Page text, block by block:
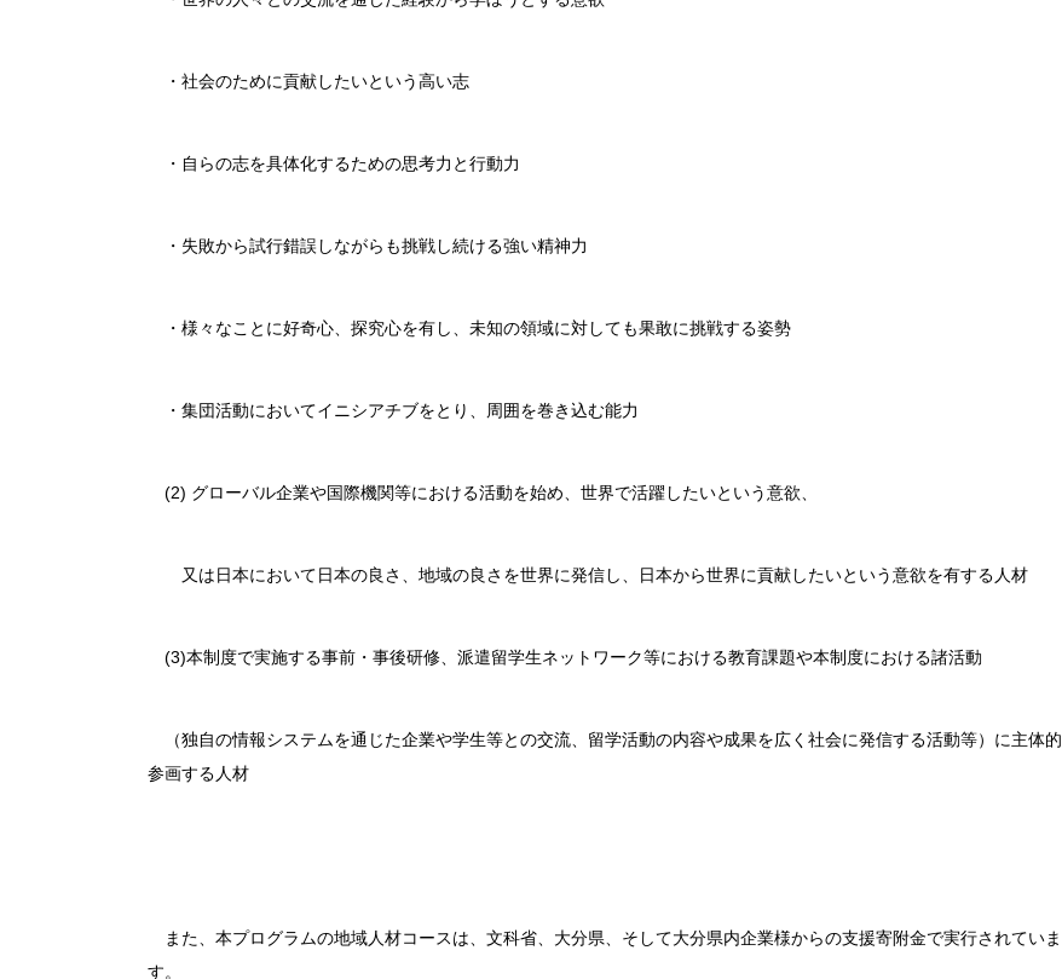
・社会のために貢献したいという高い志
・自らの志を具体化するための思考力と行動力
・失敗から試行錯誤しながらも挑戦し続ける強い精神力
・様々なことに好奇心、探究心を有し、未知の領域に対しても果敢に挑戦する姿勢
・集団活動においてイニシアチブをとり、周囲を巻き込む能力
(2) グローバル企業や国際機関等における活動を始め、世界で活躍したいという意欲、
又は日本において日本の良さ、地域の良さを世界に発信し、日本から世界に貢献したいという意欲を有する人材
(3)本制度で実施する事前・事後研修、派遣留学生ネットワーク等における教育課題や本制度における諸活動
（独自の情報システムを通じた企業や学生等との交流、留学活動の内容や成果を広く社会に発信する活動等）に主体
参画する人材
また、本プログラムの地域人材コースは、文科省、大分県、そして大分県内企業様からの支援寄附金で実行されていま
す。